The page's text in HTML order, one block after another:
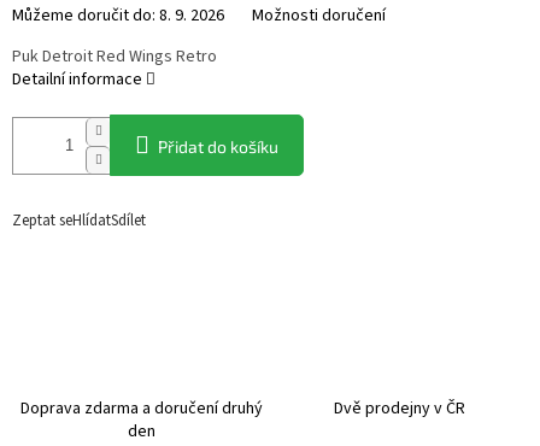
Můžeme doručit do: 8. 9. 2026 Možnosti doručení
Přidat do košíku
Puk Detroit Red Wings Retro
Detailní informace
Zeptat seHlídatSdílet
Doprava zdarma a doručení druhý
den
Dvě prodejny v ČR